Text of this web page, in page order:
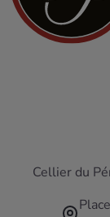
Cellier du